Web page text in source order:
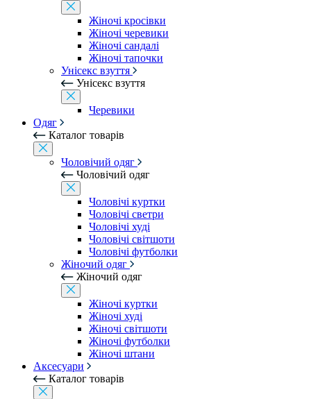
Жіночі кросівки
Жіночі черевики
Жіночі сандалі
Жіночі тапочки
Унісекс взуття
Унісекс взуття
Черевики
Одяг
Каталог товарів
Чоловічий одяг
Чоловічий одяг
Чоловічі куртки
Чоловічі светри
Чоловічі худі
Чоловічі світшоти
Чоловічі футболки
Жіночий одяг
Жіночий одяг
Жіночі куртки
Жіночі худі
Жіночі світшоти
Жіночі футболки
Жіночі штани
Аксесуари
Каталог товарів